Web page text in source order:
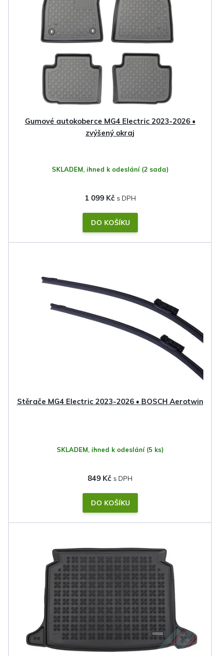
Gumové autokoberce MG4 Electric 2023-2026 •
zvýšený okraj
SKLADEM, ihned k odeslání (2 sada)
1 099 Kč
DO KOŠÍKU
Stěrače MG4 Electric 2023-2026 • BOSCH Aerotwin
SKLADEM, ihned k odeslání (5 ks)
849 Kč
DO KOŠÍKU